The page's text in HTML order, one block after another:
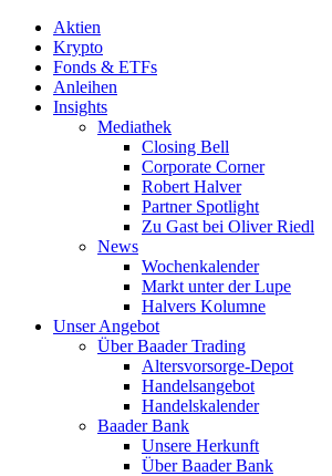
Aktien
Krypto
Fonds & ETFs
Anleihen
Insights
Mediathek
Closing Bell
Corporate Corner
Robert Halver
Partner Spotlight
Zu Gast bei Oliver Riedl
News
Wochenkalender
Markt unter der Lupe
Halvers Kolumne
Unser Angebot
Über Baader Trading
Altersvorsorge-Depot
Handelsangebot
Handelskalender
Baader Bank
Unsere Herkunft
Über Baader Bank